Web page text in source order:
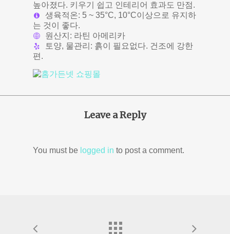
높아졌다. 키우기 쉽고 인테리어 효과도 만점.
생육적온: 5 ~ 35°C, 10°C이상으로 유지하
는 것이 좋다.
원산지: 라틴 아메리카
토양, 물관리: 흙이 필요없다. 건조에 강한
편.
Leave a Reply
You must be logged in to post a comment.